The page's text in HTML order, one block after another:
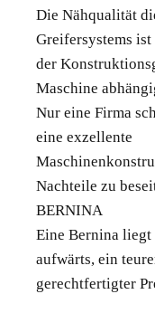
Die Nähqualität
Greifersystems
der
Maschine
Nur eine Firma
eine exzellente
Nachteile zu
BERNINA
Eine Bernina liegt
aufwärts, ein
gerechtfertigter